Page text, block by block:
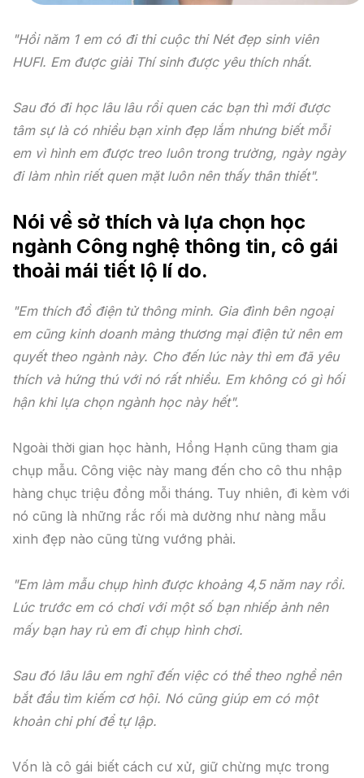
"Hồi năm 1 em có đi thi cuộc thi Nét đẹp sinh viên
HUFI. Em được giải Thí sinh được yêu thích nhất.
Sau đó đi học lâu lâu rồi quen các bạn thì mới được
tâm sự là có nhiều bạn xinh đẹp lắm nhưng biết mỗi
em vì hình em được treo luôn trong trường, ngày ngày
đi làm nhìn riết quen mặt luôn nên thấy thân thiết".
Nói về sở thích và lựa chọn học
ngành Công nghệ thông tin, cô gái
thoải mái tiết lộ lí do.
"Em thích đồ điện tử thông minh. Gia đình bên ngoại
em cũng kinh doanh mảng thương mại điện tử nên em
quyết theo ngành này. Cho đến lúc này thì em đã yêu
thích và hứng thú với nó rất nhiều. Em không có gì hối
hận khi lựa chọn ngành học này hết".
Ngoài thời gian học hành, Hồng Hạnh cũng tham gia
chụp mẫu. Công việc này mang đến cho cô thu nhập
hàng chục triệu đồng mỗi tháng. Tuy nhiên, đi kèm với
nó cũng là những rắc rối mà dường như nàng mẫu
xinh đẹp nào cũng từng vướng phải.
"Em làm mẫu chụp hình được khoảng 4,5 năm nay rồi.
Lúc trước em có chơi với một số bạn nhiếp ảnh nên
mấy bạn hay rủ em đi chụp hình chơi.
Sau đó lâu lâu em nghĩ đến việc có thể theo nghề nên
bắt đầu tìm kiếm cơ hội. Nó cũng giúp em có một
khoản chi phí để tự lập.
Vốn là cô gái biết cách cư xử, giữ chừng mực trong